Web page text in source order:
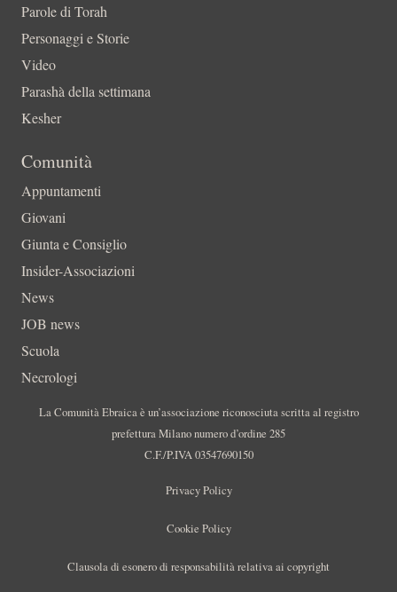
Parole di Torah
Personaggi e Storie
Video
Parashà della settimana
Kesher
Comunità
Appuntamenti
Giovani
Giunta e Consiglio
Insider-Associazioni
News
JOB news
Scuola
Necrologi
La Comunità Ebraica è un’associazione riconosciuta scritta al registro
prefettura Milano numero d’ordine 285
C.F./P.IVA 03547690150
Privacy Policy
Cookie Policy
Clausola di esonero di responsabilità relativa ai copyright